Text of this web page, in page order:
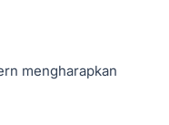
mengharapkan